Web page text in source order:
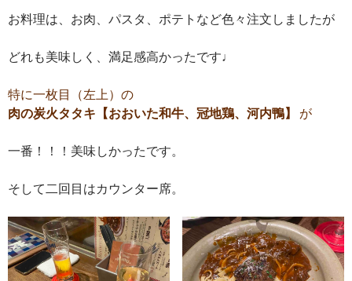
お料理は、お肉、パスタ、ポテトなど色々注文しましたが
どれも美味しく、満足感高かったです♩
特に一枚目（左上）の
肉の炭火タタキ【おおいた和牛、冠地鶏、河内鴨】
が
一番！！！美味しかったです。
そして二回目はカウンター席。